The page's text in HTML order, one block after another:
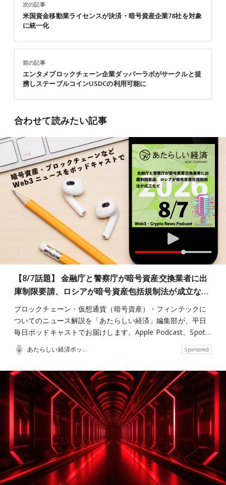
前の記事
エンタメブロックチェーン企業ダッパーラボがサークルと提
携しステーブルコインUSDCの利用可能に
次の記事
米国資金移動業ライセンスが決済・暗号資産企業78社を対象
に統一化
合わせて読みたい記事
【8/7話題】 金融庁と警察庁が暗号資産交換業者に出
庫制限要請、ロシアが暗号資産包括規制法が成立な…
ブロックチェーン・仮想通貨（暗号資産）・フィンテックに
ついてのニュース解説を「あたらしい経済」編集部が、平日
毎日ポッドキャストでお届けします。Apple Podcast、Spot…
あたらしい経済ポッドキャスト Sponsored